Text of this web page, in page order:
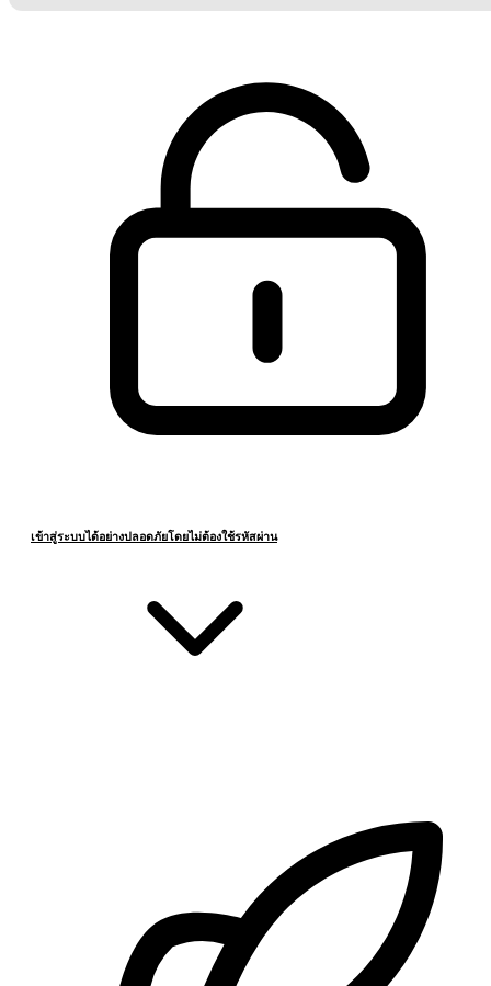
เข้าสู่ระบบได้อย่างปลอดภัยโดยไม่ต้องใช้รหัสผ่าน